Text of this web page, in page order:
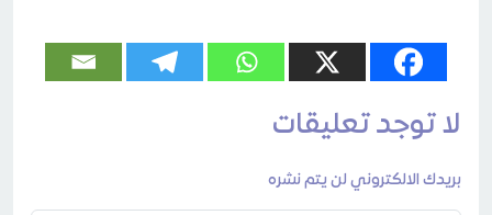
لا توجد تعليقات
بريدك الالكتروني لن يتم نشره